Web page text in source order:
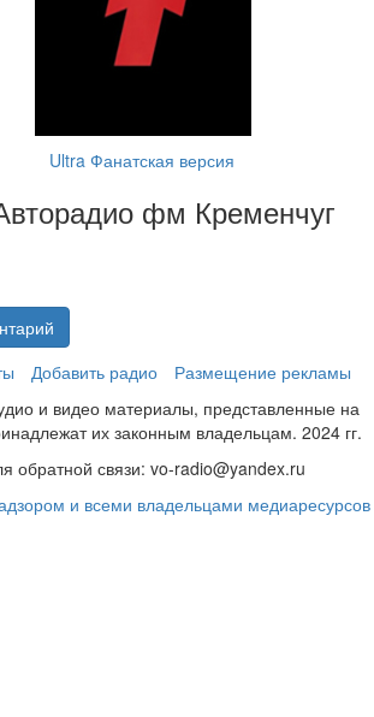
Ultra Фанатская версия
фм Кременчуг
Добавить радио
Размещение рекламы
и видео материалы, представленные на
их законным владельцам. 2024 гг.
обратной связи: vo-radio@yandex.ru
и всеми владельцами медиаресурсов